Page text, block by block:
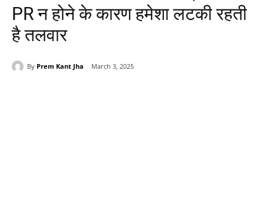
PR न होने के कारण हमेशा लटकी रहती
है तलवार
By Prem Kant Jha March 3, 2025